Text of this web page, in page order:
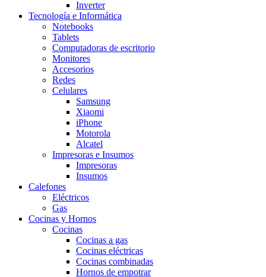
Inverter
Tecnología e Informática
Notebooks
Tablets
Computadoras de escritorio
Monitores
Accesorios
Redes
Celulares
Samsung
Xiaomi
iPhone
Motorola
Alcatel
Impresoras e Insumos
Impresoras
Insumos
Calefones
Eléctricos
Gas
Cocinas y Hornos
Cocinas
Cocinas a gas
Cocinas eléctricas
Cocinas combinadas
Hornos de empotrar